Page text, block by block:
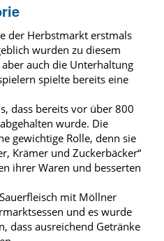
der Herbstmarkt erstmals
wurden zu diesem
auch die Unterhaltung
spielte bereits eine
dass bereits vor über 800
wurde. Die
gewichtige Rolle, denn sie
Krämer und Zuckerbäcker“
ihrer Waren und besserten
mit Möllner
und es wurde
dass ausreichend Getränke